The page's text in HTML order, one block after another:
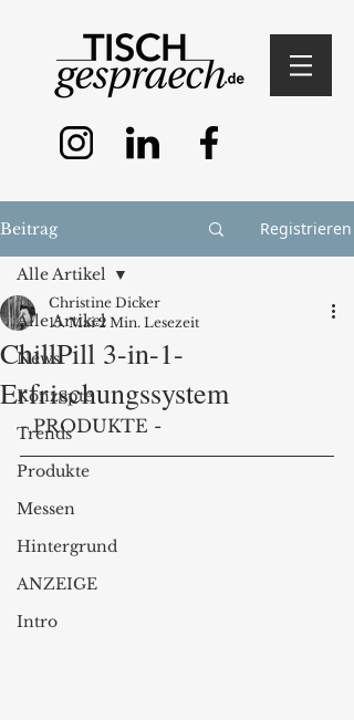
Beitrag Registrieren
Alle Artikel
News
Konzepte
Trends
Produkte
Messen
Hintergrund
ANZEIGE
Intro
Alle Artikel
ChillPill 3-in-1-
Erfrischungssystem
Christine Dicker
15. Mai 2 Min. Lesezeit
- PRODUKTE -